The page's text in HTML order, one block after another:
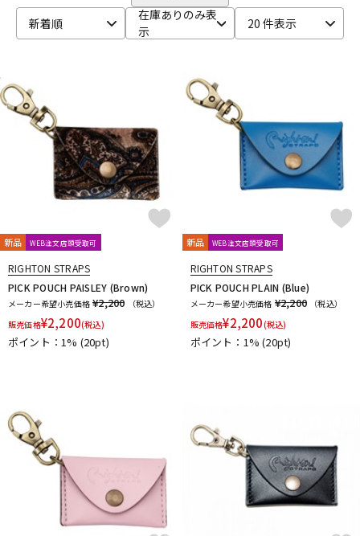
パーカッション
キーボード 電子ピアノ
アンプ エフェクター
DJ機器 DTM
配信/ライブ機器 楽器アクセサリ
新着順
在庫ありのみ表
示
20 件表示
新品 WEB注文店頭受取可
RIGHTON STRAPS
PICK POUCH PAISLEY (Brown)
メーカー希望小売価格 ¥2,200
（税込）
販売価格¥2,200(税込)
ポイント：1% (20pt)
新品 WEB注文店頭受取可
RIGHTON STRAPS
PICK POUCH PLAIN (Blue)
メーカー希望小売価格 ¥2,200
（税込）
販売価格¥2,200(税込)
ポイント：1%(20pt)